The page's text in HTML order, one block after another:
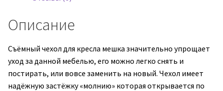
0011.01
Описание
Съёмный чехол для кресла мешка значительно упрощает
уход за данной мебелью, его можно легко снять и
постирать, или вовсе заменить на новый. Чехол имеет
надёжную застёжку «молнию» которая открывается по